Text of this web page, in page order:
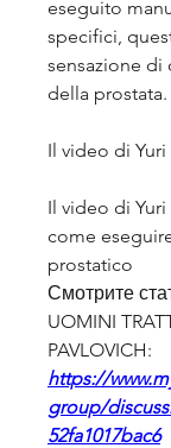
eseguito
specifici,
sensazione di
della prostata.
Il video di Yuri
Il video di
come
prostatico
Смотрите
UOMINI
PAVLOVICH:
https://
group/
52fa1017bac6